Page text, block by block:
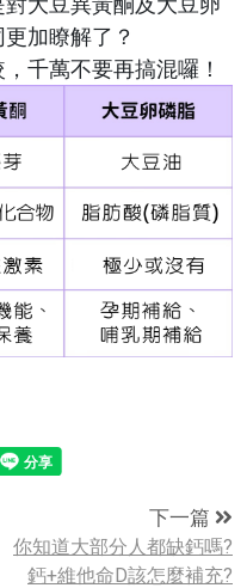
加瞭解了？
千萬不要再搞混囉！
下一篇
你知道大部分人都缺鈣嗎?
鈣+維他命D該怎麼補充?